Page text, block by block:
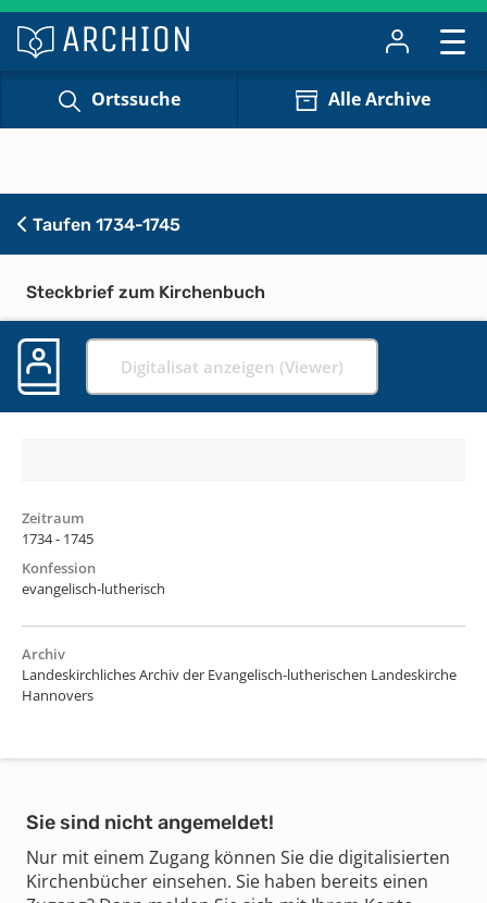
Ortssuche Alle Archive
Taufen 1734-1745
Steckbrief zum Kirchenbuch
Digitalisat anzeigen (Viewer)
Zeitraum
1734 - 1745
Konfession
evangelisch-lutherisch
Archiv
Landeskirchliches Archiv der Evangelisch-lutherischen Landeskirche
Hannovers
Sie sind nicht angemeldet!
Nur mit einem Zugang können Sie die digitalisierten
Kirchenbücher einsehen. Sie haben bereits einen